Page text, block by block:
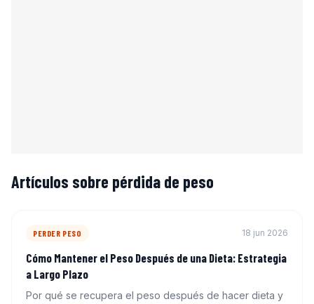
Artículos sobre pérdida de peso
PERDER PESO 18 jun 2026
Cómo Mantener el Peso Después de una Dieta: Estrategia
a Largo Plazo
Por qué se recupera el peso después de hacer dieta y